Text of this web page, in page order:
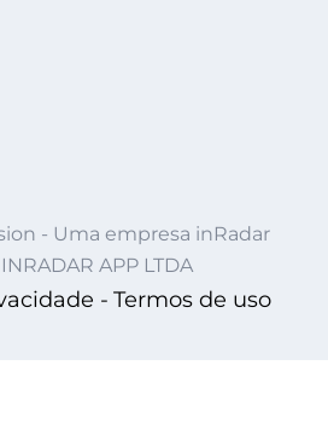
- Uma empresa inRadar
APP LTDA
- Termos de uso